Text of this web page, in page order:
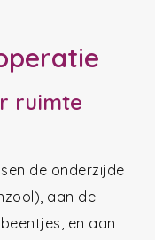
ruimte
de onderzijde
aan de
en aan